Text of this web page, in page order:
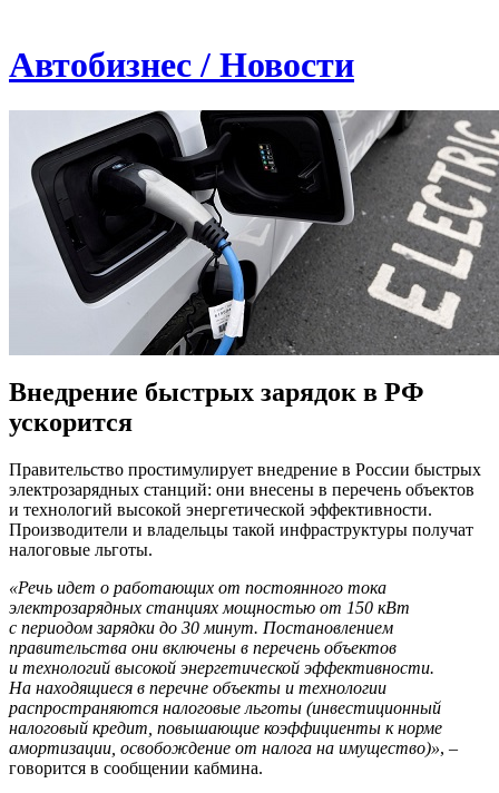
Автобизнес / Новости
Внедрение быстрых зарядок в РФ
ускорится
Правительство простимулирует внедрение в России быстрых
электрозарядных станций: они внесены в перечень объектов
и технологий высокой энергетической эффективности.
Производители и владельцы такой инфраструктуры получат
налоговые льготы.
«Речь идет о работающих от постоянного тока
электрозарядных станциях мощностью от 150 кВт
с периодом зарядки до 30 минут. Постановлением
правительства они включены в перечень объектов
и технологий высокой энергетической эффективности.
На находящиеся в перечне объекты и технологии
распространяются налоговые льготы (инвестиционный
налоговый кредит, повышающие коэффициенты к норме
амортизации, освобождение от налога на имущество)», –
говорится в сообщении кабмина.